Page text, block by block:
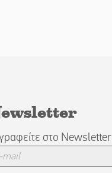
στο Newsletter